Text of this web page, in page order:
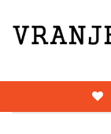
Skip